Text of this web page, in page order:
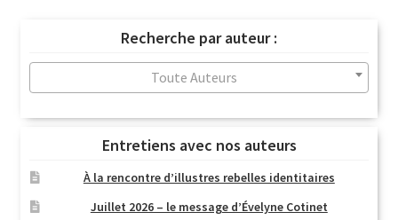
au
plus
ancien
Recherche par auteur :
Toute Auteurs
Entretiens avec nos auteurs
À la rencontre d’illustres rebelles identitaires
Juillet 2026 – le message d’Évelyne Cotinet